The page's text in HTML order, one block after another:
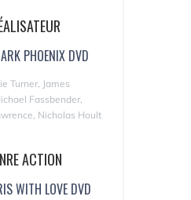
PHOENIX DVD
Turner, James
Fassbender,
Nicholas Hoult
ACTION
WITH LOVE DVD